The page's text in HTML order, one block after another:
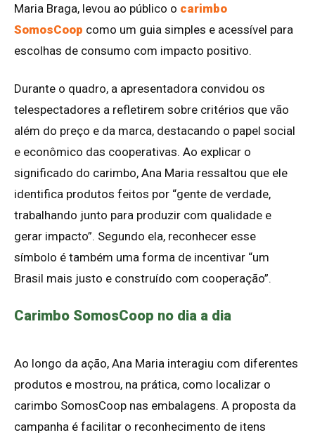
Maria Braga, levou ao público o carimbo
SomosCoop como um guia simples e acessível para
escolhas de consumo com impacto positivo.
Durante o quadro, a apresentadora convidou os
telespectadores a refletirem sobre critérios que vão
além do preço e da marca, destacando o papel social
e econômico das cooperativas. Ao explicar o
significado do carimbo, Ana Maria ressaltou que ele
identifica produtos feitos por “gente de verdade,
trabalhando junto para produzir com qualidade e
gerar impacto”. Segundo ela, reconhecer esse
símbolo é também uma forma de incentivar “um
Brasil mais justo e construído com cooperação”.
Carimbo SomosCoop no dia a dia
Ao longo da ação, Ana Maria interagiu com diferentes
produtos e mostrou, na prática, como localizar o
carimbo SomosCoop nas embalagens. A proposta da
campanha é facilitar o reconhecimento de itens